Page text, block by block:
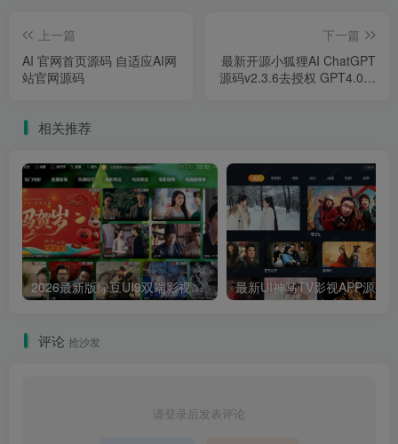
上一篇
AI 官网首页源码 自适应AI网
站官网源码
下一篇
最新开源小狐狸AI ChatGPT
源码v2.3.6去授权 GPT4.0包
统
相关推荐
2026最新版绿豆UI9双端影视APP源码
评论 抢沙发
请登录后发表评论